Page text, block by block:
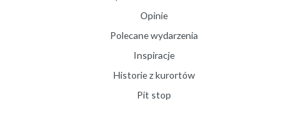
Opinie
Polecane wydarzenia
Inspiracje
Historie z kurortów
Pit stop